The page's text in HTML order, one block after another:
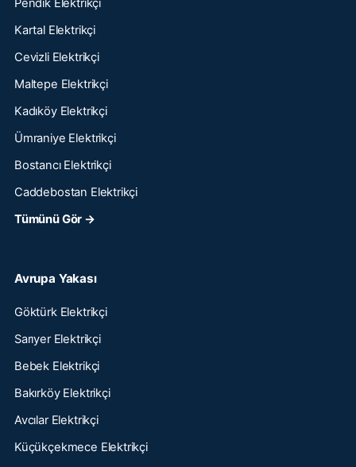
Pendik Elektrikçi
Kartal Elektrikçi
Cevizli Elektrikçi
Maltepe Elektrikçi
Kadıköy Elektrikçi
Ümraniye Elektrikçi
Bostancı Elektrikçi
Caddebostan Elektrikçi
Tümünü Gör →
Avrupa Yakası
Göktürk Elektrikçi
Sarıyer Elektrikçi
Bebek Elektrikçi
Bakırköy Elektrikçi
Avcılar Elektrikçi
Küçükçekmece Elektrikçi